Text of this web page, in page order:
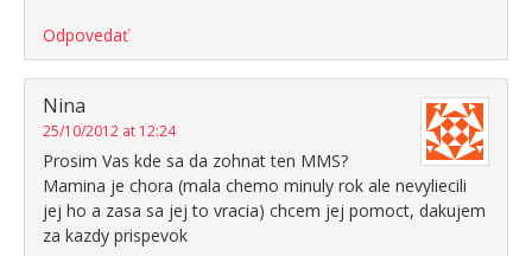
Odpovedať
Nina
25/10/2012 at 12:24
Prosim Vas kde sa da zohnat ten MMS?
Mamina je chora (mala chemo minuly rok ale nevyliecili
jej ho a zasa sa jej to vracia) chcem jej pomoct, dakujem
za kazdy prispevok